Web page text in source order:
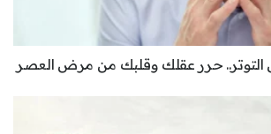
التوتر.. حرر عقلك وقلبك من مرض العصر